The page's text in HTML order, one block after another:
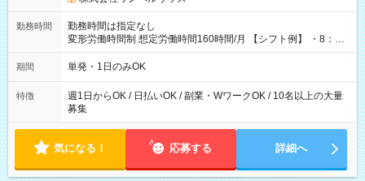
勤務時間
勤務時間は指定なし
変形労働時間制 想定労働時間160時間/月 【シフト例】 ・8：00
～21：00
期間 単発・1日のみOK
特徴
週1日からOK / 日払いOK / 副業・WワークOK / 10名以上の大量
募集
気になる！ 応募する 詳細へ